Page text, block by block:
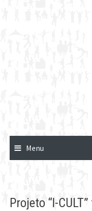
Menu
Projeto “I-